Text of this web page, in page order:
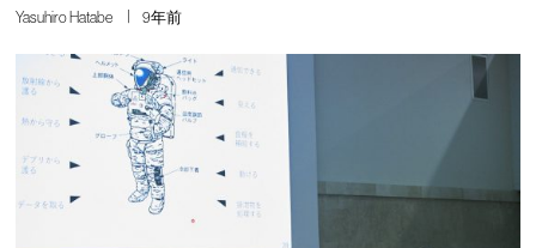
Yasuhiro Hatabe 9年前